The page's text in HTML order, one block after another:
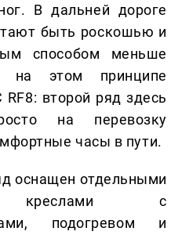
В дальней дороге
быть роскошью и
способом меньше
на этом принципе
RF8: второй ряд здесь
на перевозку
часы в пути.
оснащен отдельными
креслами с
подогревом и